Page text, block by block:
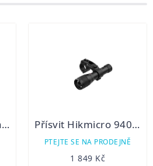
Montáž pro přísvit na Hikmicro Alpex Přísvit Hikmicro 940/850 nm LED
PTEJTE SE NA PRODEJNĚ
1 849 Kč